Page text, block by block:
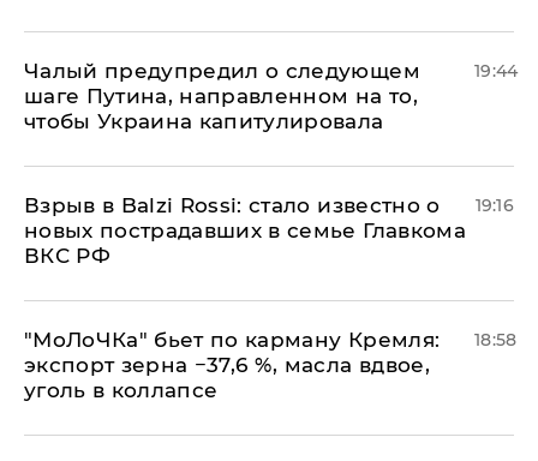
Чалый предупредил о следующем
шаге Путина, направленном на то,
чтобы Украина капитулировала
19:44
Взрыв в Balzi Rossi: стало известно о
новых пострадавших в семье Главкома
ВКС РФ
19:16
​"МоЛоЧКа" бьет по карману Кремля:
экспорт зерна −37,6 %, масла вдвое,
уголь в коллапсе
18:58